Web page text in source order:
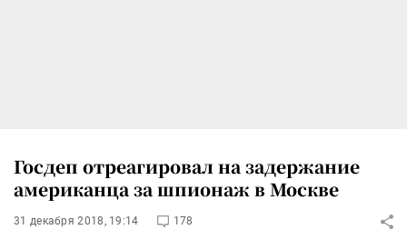
Госдеп отреагировал на задержание
американца за шпионаж в Москве
31 декабря 2018, 19:14 178